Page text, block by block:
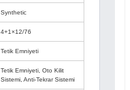
Synthetic
4+1×12/76
Tetik Emniyeti
Tetik Emniyeti, Oto Kilit
Sistemi, Anti-Tekrar Sistemi